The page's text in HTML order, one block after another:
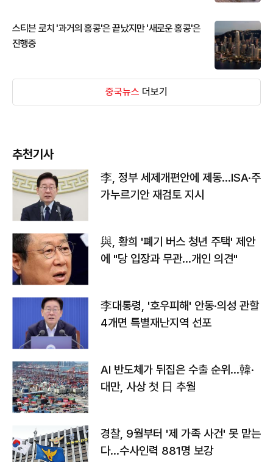
스티븐 로치 '과거의 홍콩'은 끝났지만 '새로운 홍콩'은
진행중
중국뉴스 더보기
추천기사
李, 정부 세제개편안에 제동…ISA·주
가누르기안 재검토 지시
與, 황희 '폐기 버스 청년 주택' 제안
에 "당 입장과 무관…개인 의견"
李대통령, '호우피해' 안동·의성 관할
4개면 특별재난지역 선포
AI 반도체가 뒤집은 수출 순위…韓·
대만, 사상 첫 日 추월
경찰, 9월부터 '제 가족 사건' 못 맡는
다…수사인력 881명 보강